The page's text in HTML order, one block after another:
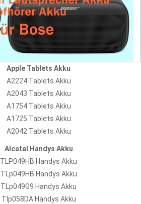
Apple Tablets Akku
A2224 Tablets Akku
A2043 Tablets Akku
A1754 Tablets Akku
A1725 Tablets Akku
A2042 Tablets Akku
Alcatel Handys Akku
TLP049HB Handys Akku
TLp049HB Handys Akku
TLp049G9 Handys Akku
Tlp058DA Handys Akku